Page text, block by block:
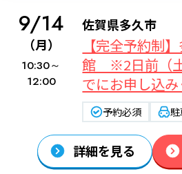
9/14
（月）
10:30～
12:00
佐賀県多久市
【完全予約制
館 ※2日前（
でにお申し込
予約必須
詳細を見る